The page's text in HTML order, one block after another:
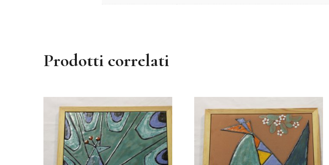
Prodotti correlati